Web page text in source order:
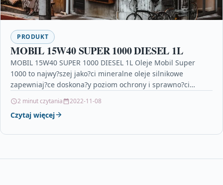
PRODUKT
MOBIL 15W40 SUPER 1000 DIESEL 1L
MOBIL 15W40 SUPER 1000 DIESEL 1L Oleje Mobil Super
1000 to najwy?szej jako?ci mineralne oleje silnikowe
zapewniaj?ce doskona?y poziom ochrony i sprawno?ci
2 minut czytania 2022-11-08
Czytaj więcej